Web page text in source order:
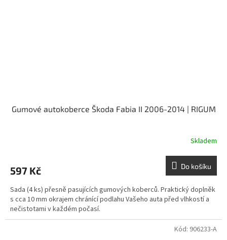
Gumové autokoberce Škoda Fabia II 2006-2014 | RIGUM
Skladem
597 Kč Do košíku
Sada (4 ks) přesně pasujících gumových koberců. Praktický doplněk
s cca 10 mm okrajem chránící podlahu Vašeho auta před vlhkostí a
nečistotami v každém počasí.
Kód: 906233-A